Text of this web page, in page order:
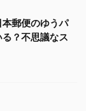
郵便のゆうパ
？不思議なス